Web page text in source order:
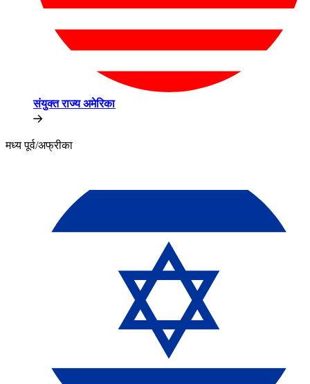
संयुक्त राज्य अमेरिका​​
मध्य पूर्व/अफ्रीका​​